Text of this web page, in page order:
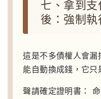
七、拿到
後：強制執
這是不多債權人會漏
能自動換成錢，它只
聲請確定證明書：